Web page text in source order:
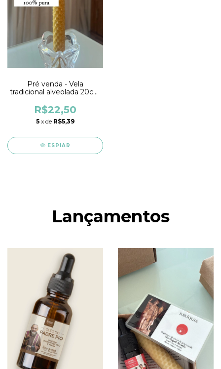
Pré venda - Vela
tradicional alveolada 20cm
de cera de abelha 100%
pura
R$22,50
5 x de R$5,39
ESPIAR
Lançamentos